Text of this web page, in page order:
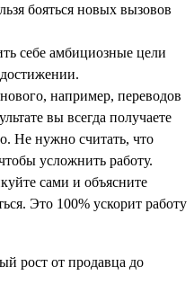
бояться новых вызовов
себе амбициозные цели
например, переводов
вы всегда получаете
Не нужно считать, что
усложнить работу.
сами и объясните
Это 100% ускорит работу